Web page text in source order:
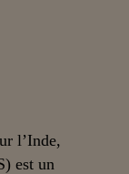
l’Inde,
est un